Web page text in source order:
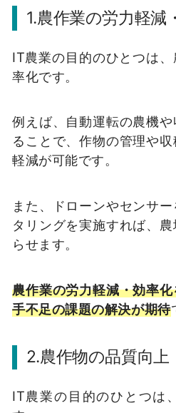
1.農作業の労力軽減
IT農業の目的のひとつは
率化です。
例えば、自動運転の農機
ることで、作物の管理や
軽減が可能です。
また、ドローンやセンサ
タリングを実施すれば、
らせます。
農作業の労力軽減・効率
手不足の課題の解決が期待
2.農作物の品質向上
IT農業の目的のひとつは